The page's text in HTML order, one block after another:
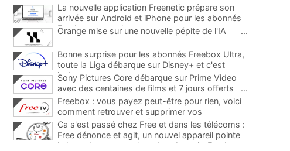
La nouvelle application Freenetic prépare son
arrivée sur Android et iPhone pour les abonnés
Freebox, testez la
Orange mise sur une nouvelle pépite de l'IA ...
Bonne surprise pour les abonnés Freebox Ultra,
toute la Liga débarque sur Disney+ et c'est
inclus
Sony Pictures Core débarque sur Prime Video
avec des centaines de films et 7 jours offerts
...
Freebox : vous payez peut-être pour rien, voici
comment retrouver et supprimer vos
abonnements TV oubliés
...
Ca s'est passé chez Free et dans les télécoms :
Free dénonce et agit, un nouvel appareil pointe
le bout de son nez chez des abonnés Freebox...